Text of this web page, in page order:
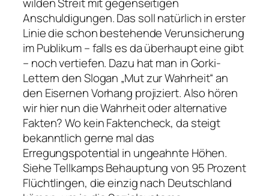
Anschuldigungen. Das soll natürlich in erster
Linie die schon bestehende Verunsicherung
im Publikum – falls es da überhaupt eine gibt
– noch vertiefen. Dazu hat man in Gorki-
Lettern den Slogan „Mut zur Wahrheit“an
den Eisernen Vorhang projiziert. Also hören
wir hier nun die Wahrheit oder alternative
Fakten? Wo kein Faktencheck, da steigt
bekanntlich gerne mal das
Erregungspotential in ungeahnte Höhen.
Siehe Tellkamps Behauptung von 95 Prozent
Flüchtlingen, die einzig nach Deutschland